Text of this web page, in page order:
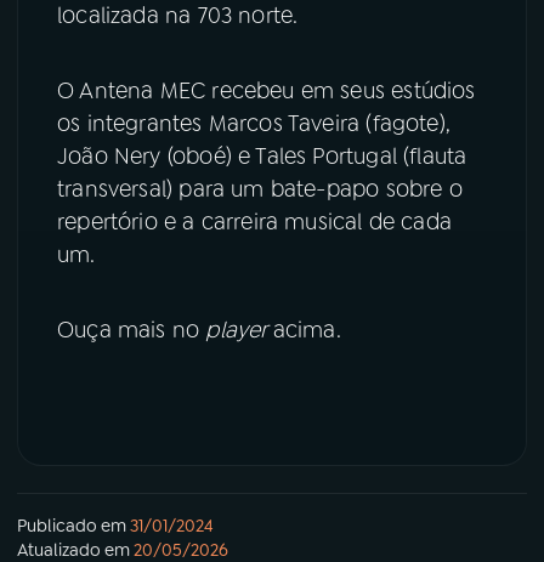
ACOMPANHE A RÁDIO MEC
Instagram X
TikTok
localizada na 703 norte.
O Antena MEC recebeu em seus estúdios
os integrantes Marcos Taveira (fagote),
João Nery (oboé) e Tales Portugal (flauta
transversal) para um bate-papo sobre o
repertório e a carreira musical de cada
um.
Ouça mais no playeracima.
Publicado em31/01/2024
Atualizado em20/05/2026